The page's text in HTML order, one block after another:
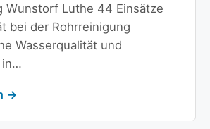
Wunstorf Luthe 44 Einsätze
bei der Rohrreinigung
Wasserqualität und
in…
→